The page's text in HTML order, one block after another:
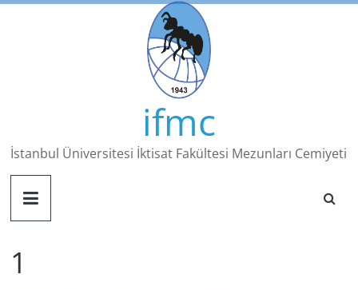
Skip
ifmc
İstanbul Üniversitesi İktisat Fakültesi Mezunları Cemiyeti
1